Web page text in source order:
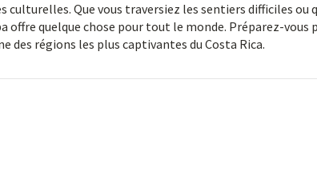
Que vous traversiez les sentiers difficiles ou
quelque chose pour tout le monde. Préparez-vous
des régions les plus captivantes du Costa Rica.